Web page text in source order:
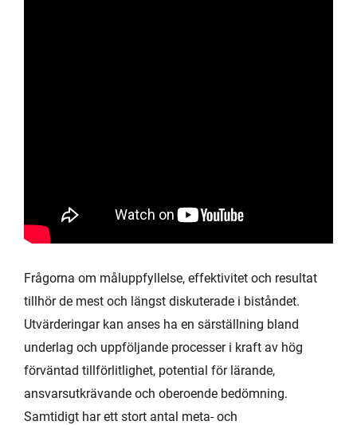
Frågorna om måluppfyllelse, effektivitet och resultat
tillhör de mest och längst diskuterade i biståndet.
Utvärderingar kan anses ha en särställning bland
underlag och uppföljande processer i kraft av hög
förväntad tillförlitlighet, potential för lärande,
ansvarsutkrävande och oberoende bedömning.
Samtidigt har ett stort antal meta- och